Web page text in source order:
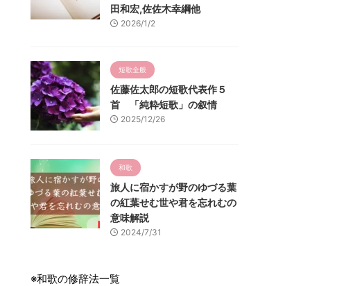
田和宏,佐佐木幸綱他
2026/1/2
短歌全般
佐藤佐太郎の短歌代表作５
首 「純粋短歌」の叙情
2025/12/26
和歌
旅人に宿かすが野のゆづる葉
の紅葉せむ世や君を忘れむの
意味解説
2024/7/31
※和歌の修辞法一覧